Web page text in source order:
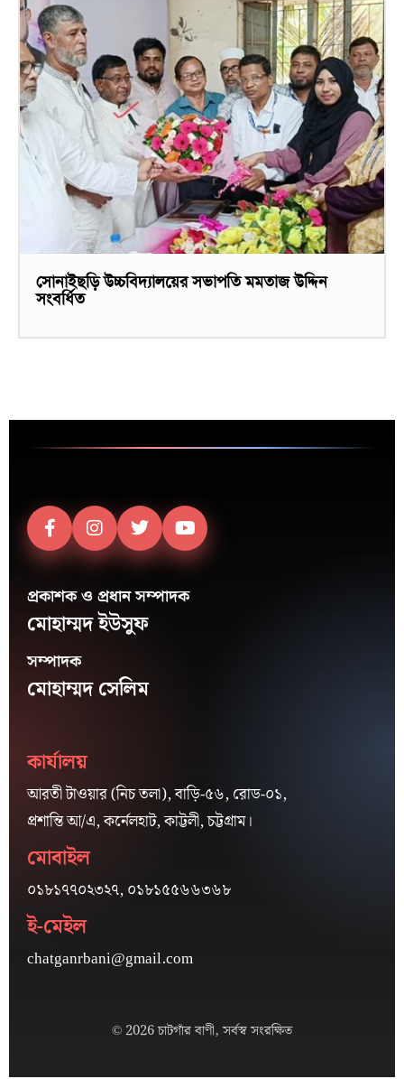
সোনাইছড়ি উচ্চবিদ্যালয়ের সভাপতি মমতাজ উদ্দিন
সংবর্ধিত
প্রকাশক ও প্রধান সম্পাদক
মোহাম্মদ ইউসুফ
সম্পাদক
মোহাম্মদ সেলিম
কার্যালয়
আরতী টাওয়ার (নিচ তলা), বাড়ি-৫৬, রোড-০১,
প্রশান্তি আ/এ, কর্নেলহাট, কাট্টলী, চট্টগ্রাম।
মোবাইল
০১৮১৭৭০২৩২৭, ০১৮১৫৫৬৬৩৬৮
ই-মেইল
chatganrbani@gmail.com
© 2026 চাটগাঁর বাণী, সর্বস্ব সংরক্ষিত